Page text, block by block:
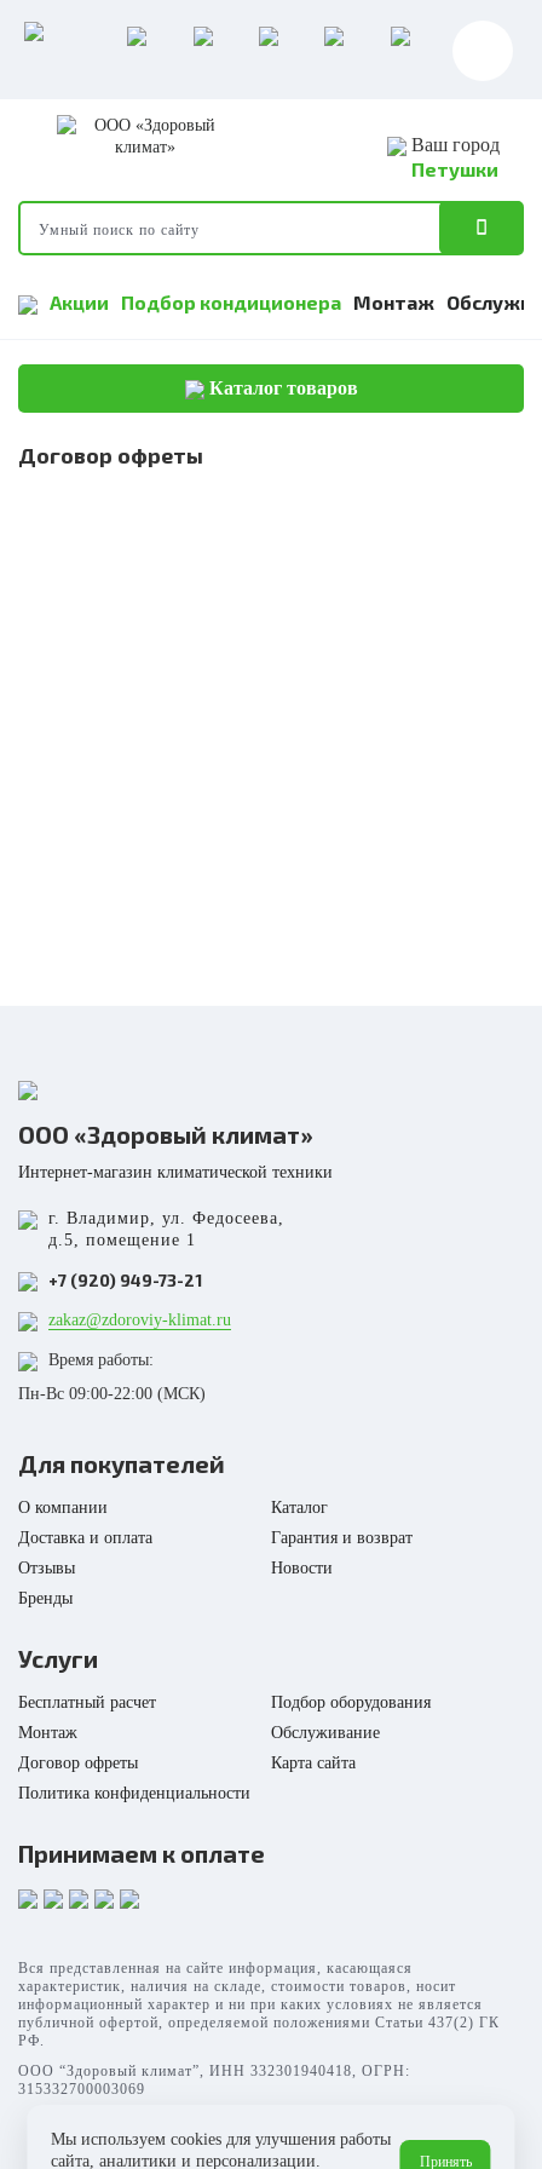
Ваш город
Петушки
Акции Подбор кондиционера Монтаж
Каталог товаров
Договор офреты
ООО «Здоровый климат»
Интернет-магазин климатической техники
г. Владимир, ул. Федосеева,
д.5, помещение 1
+7 (920) 949-73-21
zakaz@zdoroviy-klimat.ru
Время работы:
Пн-Вс 09:00-22:00 (МСК)
Для покупателей
О компании
Каталог
Доставка и оплата
Гарантия и возврат
Отзывы
Новости
Бренды
Услуги
Бесплатный расчет
Подбор оборудования
Монтаж
Обслуживание
Договор офреты
Карта сайта
Политика конфиденциальности
Принимаем к оплате
Вся представленная на сайте информация, касающаяся
характеристик, наличия на складе, стоимости товаров, носит
информационный характер и ни при каких условиях не является
публичной офертой, определяемой положениями Статьи 437(2) ГК
РФ.
ООО “Здоровый климат”, ИНН 332301940418, ОГРН:
315332700003069
Мы используем cookies для улучшения работы
сайта, аналитики и персонализации.
Принять